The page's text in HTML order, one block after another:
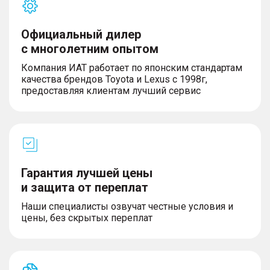
Салон и интерьер
– Тканевая обивка салона
– Темный салон
– Кожаный руль
– Люк
– Панорамная крыша
Экстерьер
– Литые легкосплавные диски
– Размер дисков 18″
– Рейлинги на крыше
Официальный дилер
с многолетним опытом
Компания ИАТ работает по японским стандартам
качества брендов Toyota и Lexus с 1998г,
предоставляя клиентам лучший сервис
Гарантия лучшей цены
и защита от переплат
Наши специалисты озвучат честные условия и
цены, без скрытых переплат